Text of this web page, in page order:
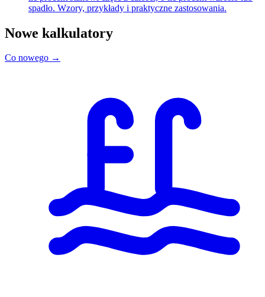
spadło. Wzory, przykłady i praktyczne zastosowania.
Nowe kalkulatory
Co nowego →